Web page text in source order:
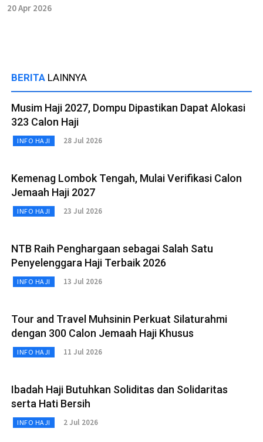
20 Apr 2026
BERITA LAINNYA
Musim Haji 2027, Dompu Dipastikan Dapat Alokasi
323 Calon Haji
INFO HAJI 28 Jul 2026
Kemenag Lombok Tengah, Mulai Verifikasi Calon
Jemaah Haji 2027
INFO HAJI 23 Jul 2026
NTB Raih Penghargaan sebagai Salah Satu
Penyelenggara Haji Terbaik 2026
INFO HAJI 13 Jul 2026
Tour and Travel Muhsinin Perkuat Silaturahmi
dengan 300 Calon Jemaah Haji Khusus
INFO HAJI 11 Jul 2026
Ibadah Haji Butuhkan Soliditas dan Solidaritas
serta Hati Bersih
INFO HAJI 2 Jul 2026